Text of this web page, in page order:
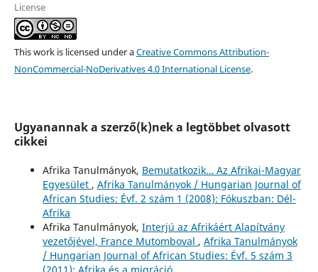
License
This work is licensed under aCreative Commons Attribution-
NonCommercial-NoDerivatives 4.0 International License.
Ugyanannak a szerző(k)nek a legtöbbet olvasott
cikkei
Afrika Tanulmányok, Bemutatkozik… Az Afrikai-Magyar
Egyesület , Afrika Tanulmányok / Hungarian Journal of
African Studies: Évf. 2 szám 1 (2008): Fókuszban: Dél-
Afrika
Afrika Tanulmányok, Interjú az Afrikáért Alapítvány
vezetőjével, France Mutomboval , Afrika Tanulmányok
/ Hungarian Journal of African Studies: Évf. 5 szám 3
(2011): Afrika és a migráció